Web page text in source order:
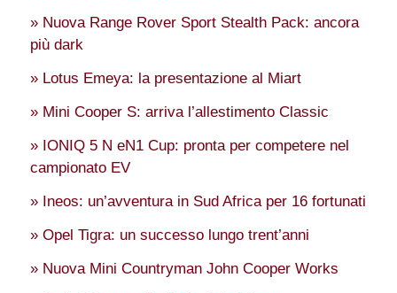
» Nuova Range Rover Sport Stealth Pack: ancora
più dark
» Lotus Emeya: la presentazione al Miart
» Mini Cooper S: arriva l’allestimento Classic
» IONIQ 5 N eN1 Cup: pronta per competere nel
campionato EV
» Ineos: un’avventura in Sud Africa per 16 fortunati
» Opel Tigra: un successo lungo trent’anni
» Nuova Mini Countryman John Cooper Works